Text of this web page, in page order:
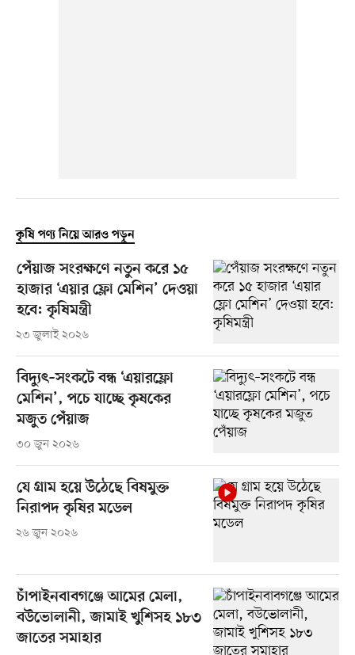
কৃষি পণ্য নিয়ে আরও পড়ুন
পেঁয়াজ সংরক্ষণে নতুন করে ১৫
হাজার ‘এয়ার ফ্লো মেশিন’ দেওয়া
হবে: কৃষিমন্ত্রী
২৩ জুলাই ২০২৬
বিদ্যুৎ–সংকটে বন্ধ ‘এয়ারফ্লো
মেশিন’, পচে যাচ্ছে কৃষকের
মজুত পেঁয়াজ
৩০ জুন ২০২৬
যে গ্রাম হয়ে উঠেছে বিষমুক্ত
নিরাপদ কৃষির মডেল
২৬ জুন ২০২৬
চাঁপাইনবাবগঞ্জে আমের মেলা,
বউভোলানী, জামাই খুশিসহ ১৮৩
জাতের সমাহার